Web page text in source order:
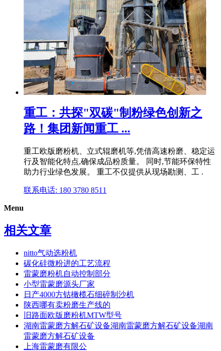
重工：共探"双碳"制粉绿色创新之
路！集团新闻重工 ...
重工欧版磨粉机、立式辊磨机等,凭借高速粉磨、稳定运
行及智能化特点,确保成品粉质量。 同时,节能环保特性
助力行业绿色发展。 重工不仅提供从现场勘测、工 .
联系电话: 180 3780 8511
Menu
相关文章
nitto气动选粉机
碳化硅微粉进的工艺流程
雷蒙磨粉机自动控制部分
小型雷蒙磨源头厂家
日产4000方钴橄榄石细碎制沙机
陕西哪有卖粉磨生产线的
旧路面欧版磨粉机MTW型号
湖南雷蒙磨方解石矿设备湖南雷蒙磨方解石矿设备湖南
雷蒙磨方解石矿设备
上海雷蒙磨有限公